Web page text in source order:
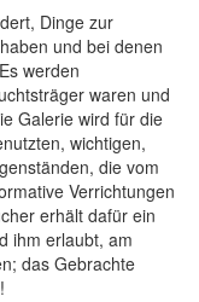
Dinge zur
und bei denen
werden
waren und
Galerie wird für die
wichtigen,
die vom
Verrichtungen
erhält dafür ein
ihm erlaubt, am
das Gebrachte